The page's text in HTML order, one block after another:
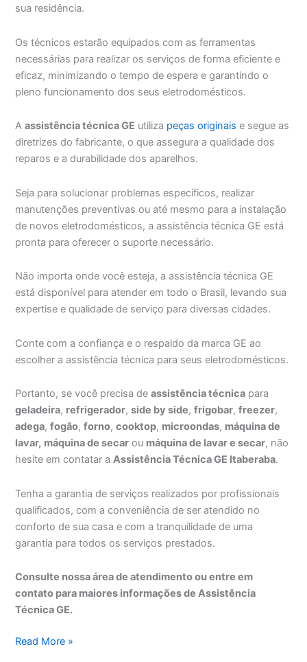
sua residência.
Os técnicos estarão equipados com as ferramentas
necessárias para realizar os serviços de forma eficiente e
eficaz, minimizando o tempo de espera e garantindo o
pleno funcionamento dos seus eletrodomésticos.
Aassistência técnica GE utiliza peças originais e segue as
diretrizes do fabricante, o que assegura a qualidade dos
reparos e a durabilidade dos aparelhos.
Seja para solucionar problemas específicos, realizar
manutenções preventivas ou até mesmo para a instalação
de novos eletrodomésticos, a assistência técnica GE está
pronta para oferecer o suporte necessário.
Não importa onde você esteja, a assistência técnica GE
está disponível para atender em todo o Brasil, levando sua
expertise e qualidade de serviço para diversas cidades.
Conte com a confiança e o respaldo da marca GE ao
escolher a assistência técnica para seus eletrodomésticos.
Portanto, se você precisa deassistência técnica para
geladeira, refrigerador,side by side,frigobar,freezer,
adega,fogão,forno,cooktop, microondas, máquina de
lavar, máquina de secar ou máquina de lavar e secar, não
hesite em contatar aAssistência Técnica GE Itaberaba.
Tenha a garantia de serviços realizados por profissionais
qualificados, com a conveniência de ser atendido no
conforto de sua casa e com a tranquilidade de uma
garantia para todos os serviços prestados.
Consulte nossa área de atendimento ou entre em
contato para maiores informações de Assistência
Técnica GE.
Assistência
Read More »